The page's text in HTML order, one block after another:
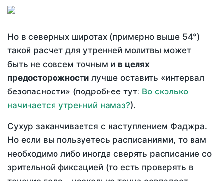
Но в северных широтах (примерно выше 54°)
такой расчет для утренней молитвы может
быть не совсем точным и в целях
предосторожности лучше оставить «интервал
безопасности» (подробнее тут: Во сколько
начинается утренний намаз?).
Сухур заканчивается с наступлением Фаджра.
Но если вы пользуетесь расписаниями, то вам
необходимо либо иногда сверять расписание со
зрительной фиксацией (то есть проверять в